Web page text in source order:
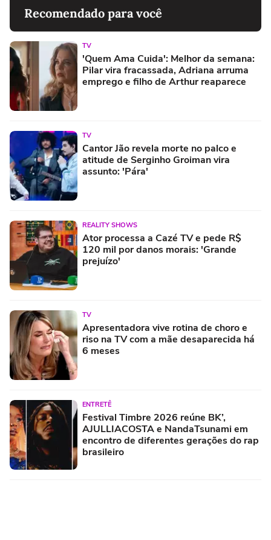
Recomendado para você
TV
'Quem Ama Cuida': Melhor da semana:
Pilar vira fracassada, Adriana arruma
emprego e filho de Arthur reaparece
TV
Cantor Jão revela morte no palco e
atitude de Serginho Groiman vira
assunto: 'Pára'
REALITY SHOWS
Ator processa a Cazé TV e pede R$
120 mil por danos morais: 'Grande
prejuízo'
TV
Apresentadora vive rotina de choro e
riso na TV com a mãe desaparecida há
6 meses
ENTRETÊ
Festival Timbre 2026 reúne BK’,
AJULLIACOSTA e NandaTsunami em
encontro de diferentes gerações do rap
brasileiro